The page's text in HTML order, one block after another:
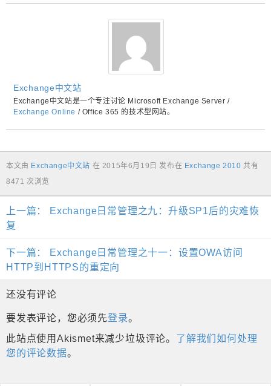
Exchange中文站
Exchange中文站是一个专注讨论 Microsoft Exchange Server /
Exchange Online / Office 365 的技术型网站。
本文由 Exchange中文站 在 2015年6月19日 发布在 Exchange 2010 共有
8471 次浏览
上一篇：
Exchange日常管理之九：升级SP1后的灾难恢
复
下一篇：
Exchange日常管理之十一：设置OWA访问
HTTP到HTTPS的重定向
还没有评论
要发表评论，您必须先登录。
此站点使用Akismet来减少垃圾评论。 了解我们如何处理
您的评论数据。